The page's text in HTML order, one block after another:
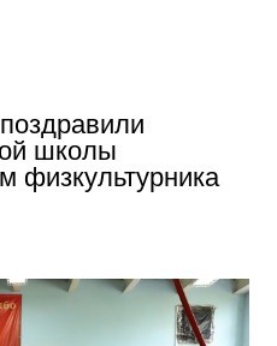
школы
физкультурника